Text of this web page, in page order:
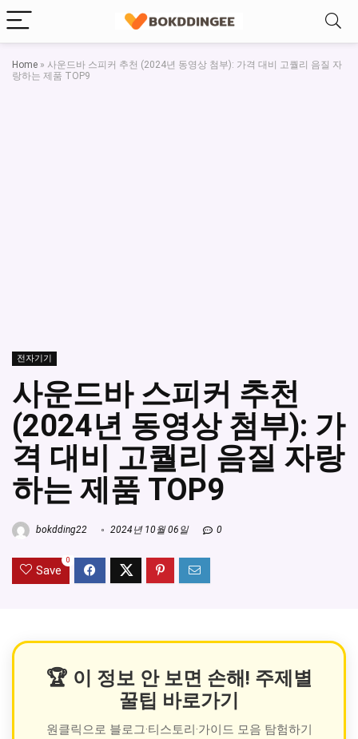
Home » 사운드바 스피커 추천 (2024년 동영상 첨부): 가격 대비 고퀄리 음질 자
랑하는 제품 TOP9
전자기기
사운드바 스피커 추천
(2024년 동영상 첨부): 가
격 대비 고퀄리 음질 자랑
하는 제품 TOP9
bokdding22 2024년 10월 06일 0
Save
0
🏆 이 정보 안 보면 손해! 주제별
꿀팁 바로가기
원클릭으로 블로그·티스토리·가이드 모음 탐험하기